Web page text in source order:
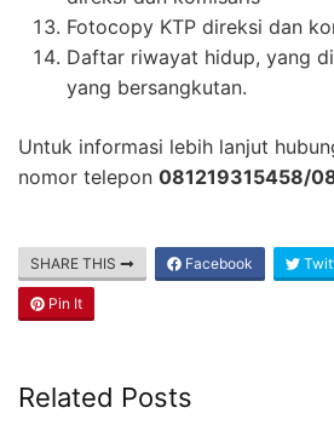
Fotocopy KTP direksi dan
Daftar riwayat hidup, yang
yang bersangkutan.
Untuk informasi lebih lanjut
nomor telepon 081219315458/
SHARE THIS Facebook
Pin It
Related Posts